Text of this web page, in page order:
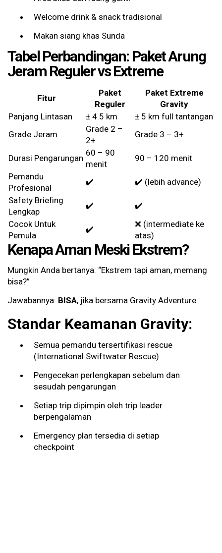
Welcome drink & snack tradisional
Makan siang khas Sunda
Tabel Perbandingan: Paket Arung
Jeram Reguler vs Extreme
Fitur
Paket
Reguler
Paket Extreme
Gravity
Panjang Lintasan
± 4.5 km
± 5 km full tantangan
Grade Jeram
Grade 2 –
2+
Grade 3 – 3+
Durasi Pengarungan
60 – 90
menit
90 – 120 menit
Pemandu
Profesional
✔️
✔️ (lebih advance)
Safety Briefing
Lengkap
✔️
✔️
Cocok Untuk
Pemula
✔️
❌ (intermediate ke
atas)
Kenapa Aman Meski Ekstrem?
Mungkin Anda bertanya: “Ekstrem tapi aman, memang
bisa?”
Jawabannya: BISA, jika bersama Gravity Adventure.
Standar Keamanan Gravity:
Semua pemandu tersertifikasi rescue
(International Swiftwater Rescue)
Pengecekan perlengkapan sebelum dan
sesudah pengarungan
Setiap trip dipimpin oleh trip leader
berpengalaman
Emergency plan tersedia di setiap
checkpoint